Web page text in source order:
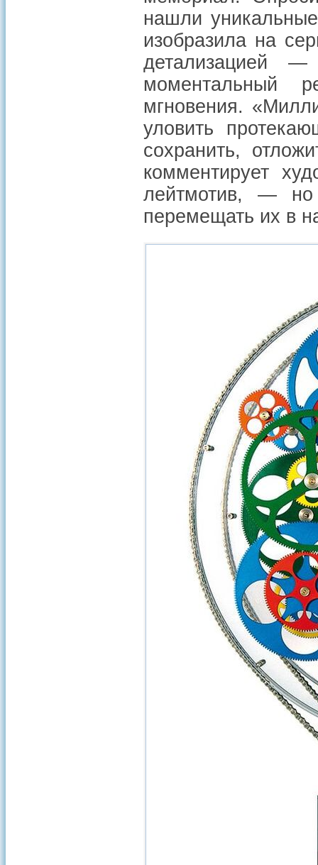
нашли
изобразила на
детализацией
моментальный
мгновения.
уловить
сохранить,
комментирует
лейтмотив, —
перемещать их в